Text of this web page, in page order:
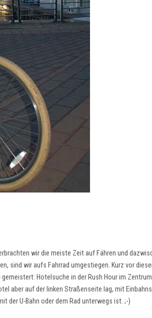
wir die meiste Zeit auf Fähren und
sind wir aufs Fahrrad umgestiegen. Kurz vor
Hotelsuche in der Rush Hour im
aber auf der linken Straßenseite lag, mit
der U-Bahn oder dem Rad unterwegs ist. ;-)